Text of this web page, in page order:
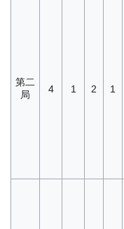
第二
局
4 1 2 1